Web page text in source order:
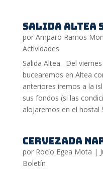
Salida Altea
por Amparo Ramos
Actividades
Salida Altea. Del
bucearemos en Altea
anteriores iremos a la
sus fondos (si las
alojaremos en el hostal
Cervezada
por Rocío Egea Mota |
Boletín